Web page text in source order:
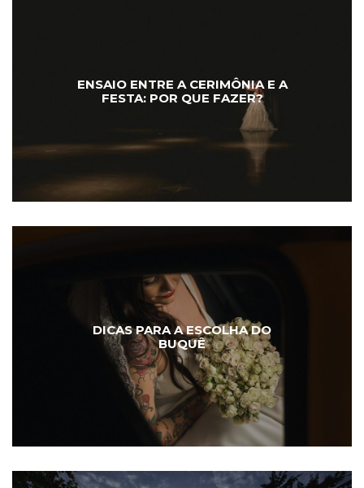
ENSAIO ENTRE A CERIMÔNIA E A
FESTA: POR QUE FAZER?
DICAS PARA A ESCOLHA DO
BUQUÊ